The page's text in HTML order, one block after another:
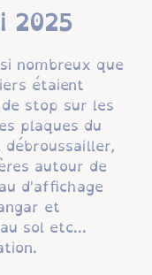
2025
nombreux que
étaient
stop sur les
plaques du
autour de
d'affichage
et
sol etc...